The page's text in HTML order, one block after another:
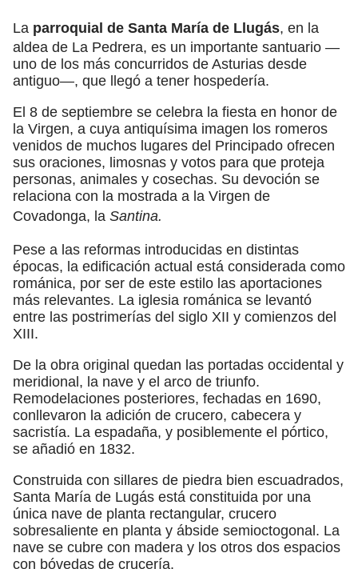
La parroquial de Santa María de Llugás, en la
aldea de La Pedrera, es un importante santuario —
uno de los más concurridos de Asturias desde
antiguo—, que llegó a tener hospedería.
El 8 de septiembre se celebra la fiesta en honor de
la Virgen, a cuya antiquísima imagen los romeros
venidos de muchos lugares del Principado ofrecen
sus oraciones, limosnas y votos para que proteja
personas, animales y cosechas. Su devoción se
relaciona con la mostrada a la Virgen de
Covadonga, la Santina.
Pese a las reformas introducidas en distintas
épocas, la edificación actual está considerada como
románica, por ser de este estilo las aportaciones
más relevantes. La iglesia románica se levantó
entre las postrimerías del siglo XII y comienzos del
XIII.
De la obra original quedan las portadas occidental y
meridional, la nave y el arco de triunfo.
Remodelaciones posteriores, fechadas en 1690,
conllevaron la adición de crucero, cabecera y
sacristía. La espadaña, y posiblemente el pórtico,
se añadió en 1832.
Construida con sillares de piedra bien escuadrados,
Santa María de Lugás está constituida por una
única nave de planta rectangular, crucero
sobresaliente en planta y ábside semioctogonal. La
nave se cubre con madera y los otros dos espacios
con bóvedas de crucería.